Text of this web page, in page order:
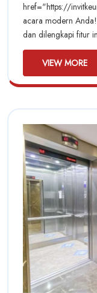
href="https://
acara modern
dan dilengkapi fitur
VIEW MORE